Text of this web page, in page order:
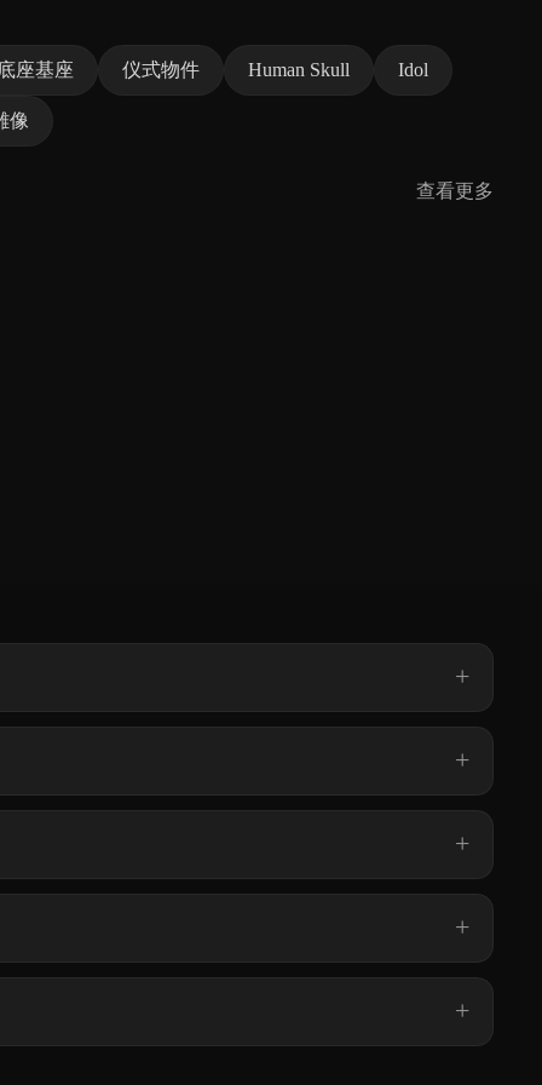
座基座 仪式物件 Human Skull Idol
像
查看更多